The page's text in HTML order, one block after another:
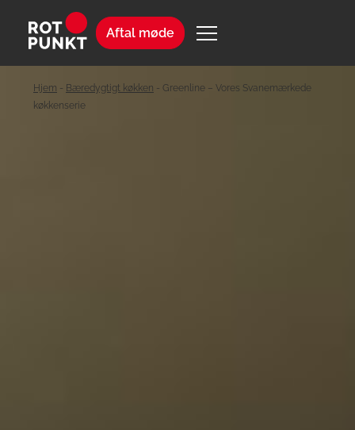
Aftal møde
Hjem - Bæredygtigt køkken - Greenline – Vores Svanemærkede
køkkenserie